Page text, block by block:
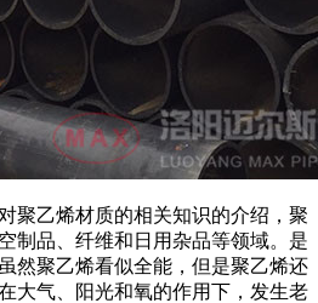
乙烯材质的相关知识的介绍，聚
制品、纤维和日用杂品等领域。是
然聚乙烯看似全能，但是聚乙烯还
大气、阳光和氧的作用下，发生老